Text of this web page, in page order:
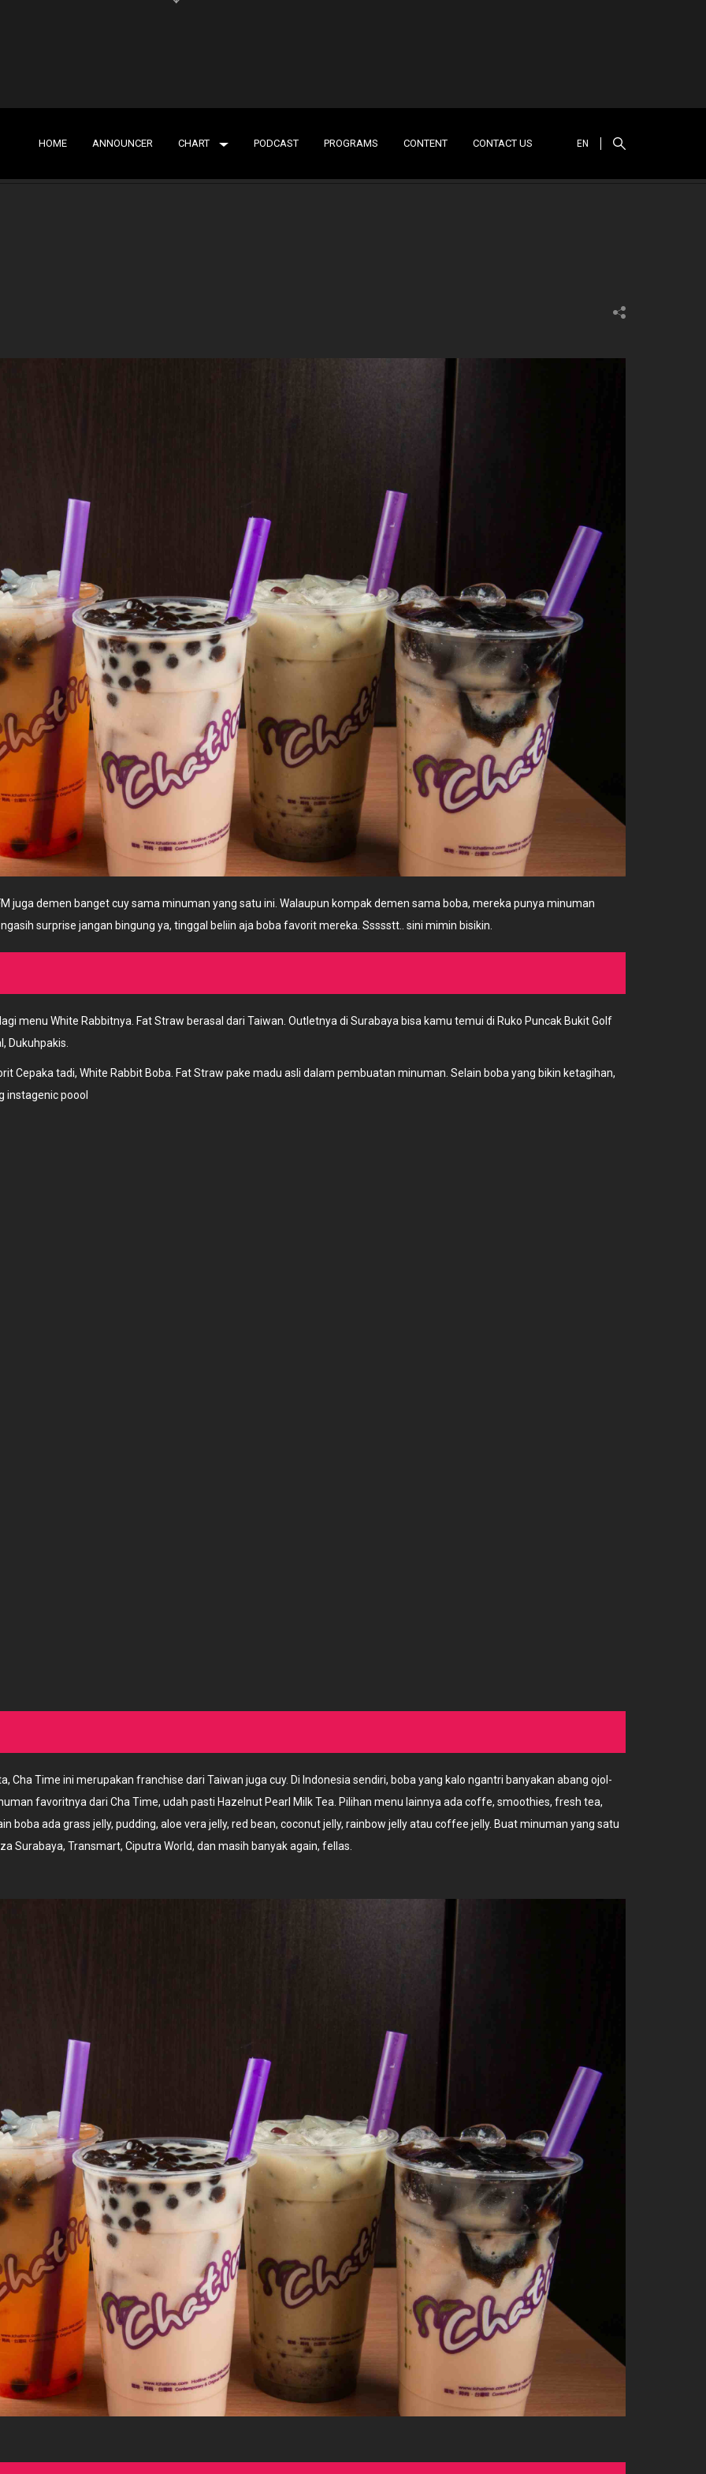
EN
HOME ANNOUNCER CHART PODCAST PROGRAMS CONTENT CONTACT US
juga demen banget cuy sama minuman yang satu ini. Walaupun kompak demen sama boba, mereka punya minuman
surprise jangan bingung ya, tinggal beliin aja boba favorit mereka. Ssssstt.. sini mimin bisikin.
menu White Rabbitnya. Fat Straw berasal dari Taiwan. Outletnya di Surabaya bisa kamu temui di Ruko Puncak Bukit Golf
Dukuhpakis.
Cepaka tadi, White Rabbit Boba. Fat Straw pake madu asli dalam pembuatan minuman. Selain boba yang bikin ketagihan,
instagenic poool
Cha Time ini merupakan franchise dari Taiwan juga cuy. Di Indonesia sendiri, boba yang kalo ngantri banyakan abang ojol-
favoritnya dari Cha Time, udah pasti Hazelnut Pearl Milk Tea. Pilihan menu lainnya ada coffe, smoothies, fresh tea,
boba ada grass jelly, pudding, aloe vera jelly, red bean, coconut jelly, rainbow jelly atau coffee jelly. Buat minuman yang satu
Surabaya, Transmart, Ciputra World, dan masih banyak again, fellas.